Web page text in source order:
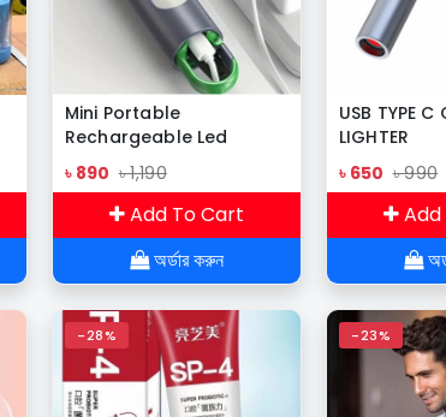
Mini Portable
Rechargeable Led
flashlight with Camping
Light
৳ 890 ৳ 1,190
Add To Cart
অর্ডার করুন
USB TYPE C
LIGHTER
৳ 650 ৳ 990
-28% -23%